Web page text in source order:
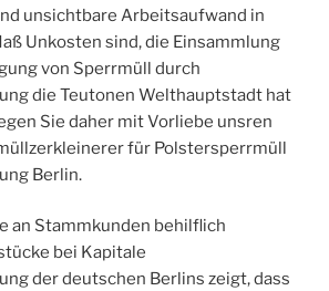
unsichtbare Arbeitsaufwand in
Unkosten sind, die Einsammlung
von Sperrmüll durch
die Teutonen Welthauptstadt hat
Sie daher mit Vorliebe unsren
für Polstersperrmüll
Berlin.
an Stammkunden behilflich
bei Kapitale
der deutschen Berlins zeigt, dass